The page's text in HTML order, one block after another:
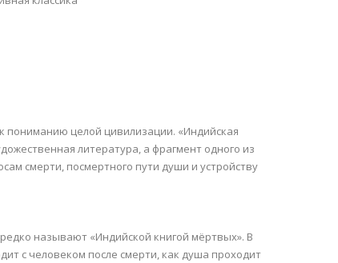
пониманию целой цивилизации. «Индийская
литература, а фрагмент одного из
смерти, посмертного пути души и устройству
называют «Индийской книгой мёртвых». В
с человеком после смерти, как душа проходит